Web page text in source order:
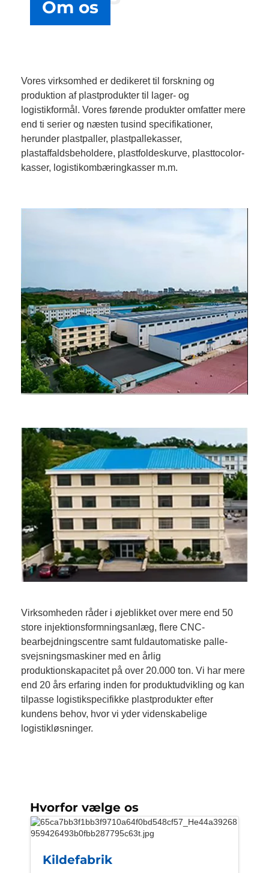
Om os
Vores virksomhed er dedikeret til forskning og
produktion af plastprodukter til lager- og
logistikformål. Vores førende produkter omfatter mere
end ti serier og næsten tusind specifikationer,
herunder plastpaller, plastpallekasser,
plastaffaldsbeholdere, plastfoldeskurve, plasttocolor-
kasser, logistikombæringkasser m.m.
Virksomheden råder i øjeblikket over mere end 50
store injektionsformningsanlæg, flere CNC-
bearbejdningscentre samt fuldautomatiske palle-
svejsningsmaskiner med en årlig
produktionskapacitet på over 20.000 ton. Vi har mere
end 20 års erfaring inden for produktudvikling og kan
tilpasse logistikspecifikke plastprodukter efter
kundens behov, hvor vi yder videnskabelige
logistikløsninger.
Hvorfor vælge os
Kildefabrik